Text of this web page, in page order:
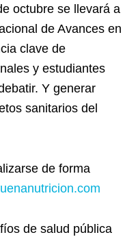
octubre se llevará a
de Avances en
clave de
y estudiantes
Y generar
sanitarios del
de forma
de salud pública